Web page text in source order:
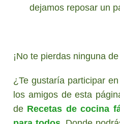
dejamos reposar un
¡No te pierdas ninguna
¿Te gustaría participar
los amigos de esta
de Recetas de cocina